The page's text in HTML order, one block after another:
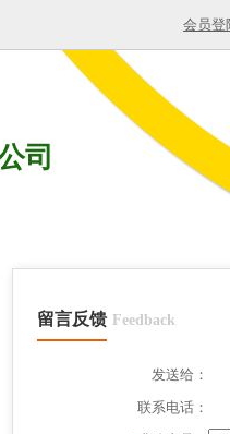
会员登
司
留言反馈 Feedback
发送给：
联系电话：